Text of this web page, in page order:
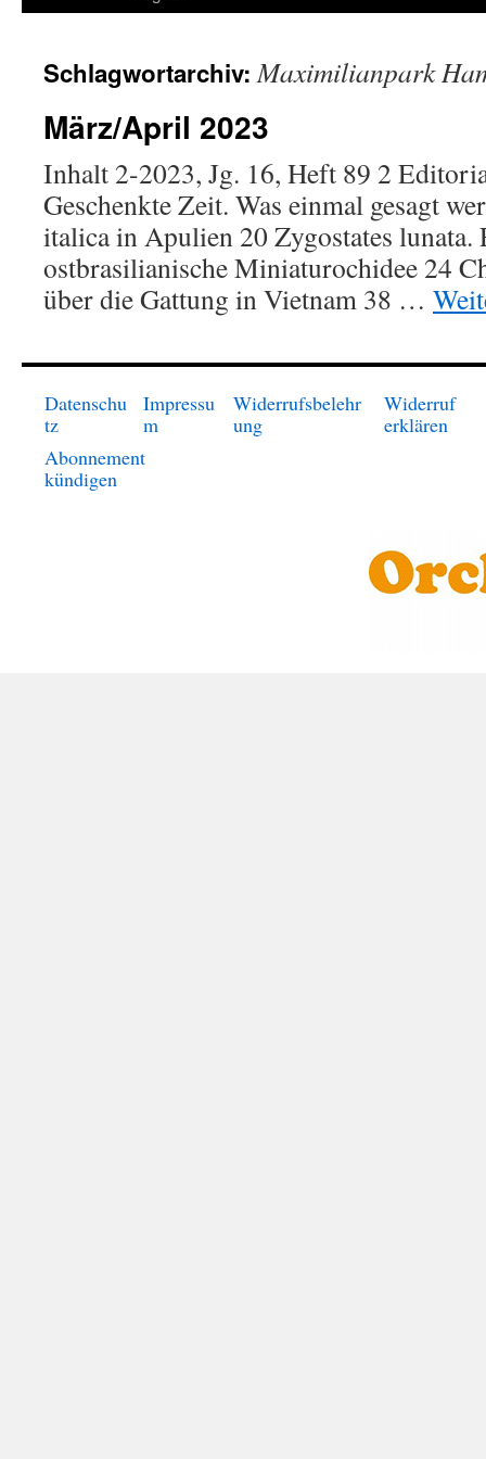
Schlagwortarchiv:Maximilianpark
März/April 2023
Inhalt 2-2023, Jg. 16, Heft 89 2
Geschenkte Zeit. Was einmal gesagt
italica in Apulien 20 Zygostates lunata.
ostbrasilianische Miniaturochidee 24
über die Gattung in Vietnam 38 …
Datenschu
tz
Impressu
m
Widerrufsbelehr
ung
Widerruf
erklären
Abonnement
kündigen